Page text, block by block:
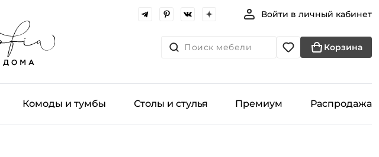
Войти в личный кабинет
Поиск мебели Корзина
Комоды и тумбы Столы и стулья Премиум Распродажа